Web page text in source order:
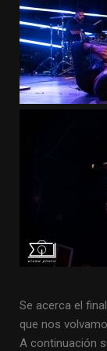
Se acerca el
que nos
A continuación